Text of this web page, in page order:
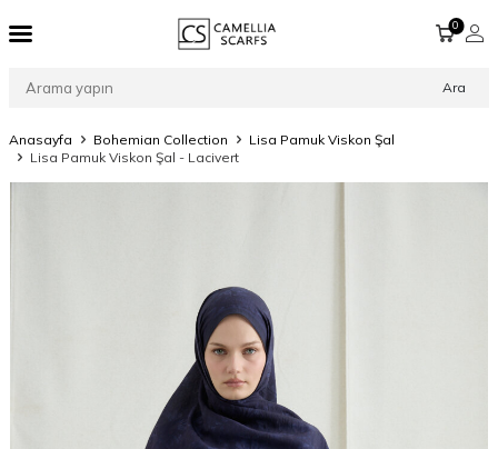
Ara
0
Anasayfa Bohemian Collection
Lisa Pamuk Viskon Şal
Lisa Pamuk Viskon Şal - Lacivert